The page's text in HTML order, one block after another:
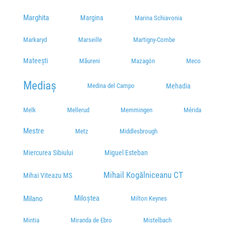
Marghita Margina Marina Schiavonia
Markaryd Marseille Martigny-Combe
Mateești Măureni Mazagón Meco
Mediaș Medina del Campo Mehadia
Melk Mellerud Memmingen Mérida
Mestre Metz Middlesbrough
Miercurea Sibiului Miguel Esteban
Mihai Viteazu MS Mihail Kogălniceanu CT
Milano Miloștea Milton Keynes
Mintia Miranda de Ebro Mistelbach